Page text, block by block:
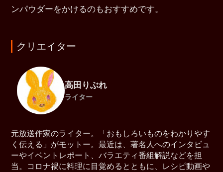
ンパウダーをかけるのもおすすめです。
クリエイター
高田りぶれ
ライター
元放送作家のライター。「おもしろいものをわかりやす
く伝える」がモットー。最近は、著名人へのインタビュ
ーやイベントレポート、バラエティ番組解説などを担
当。コロナ禍に料理に目覚めるとともに、レシピ動画や